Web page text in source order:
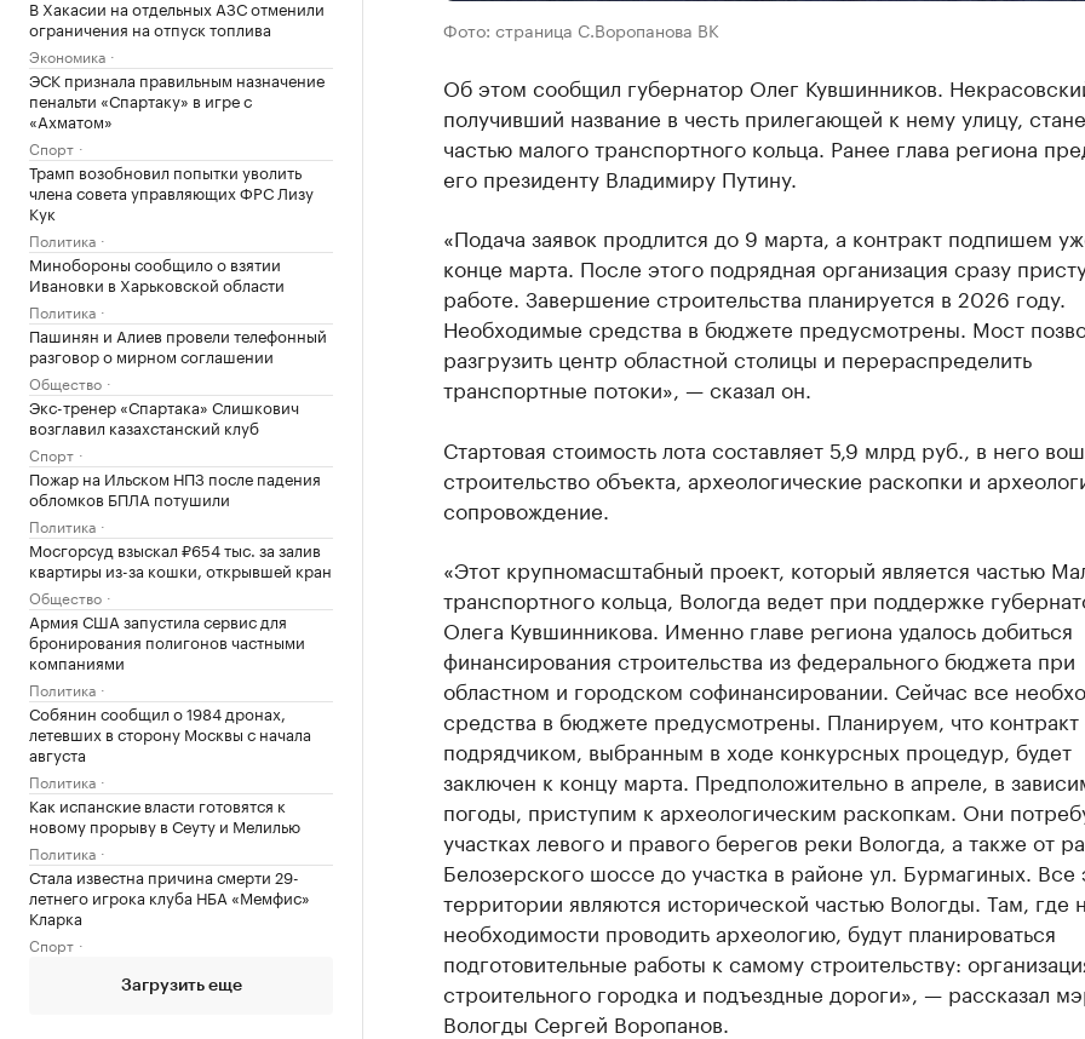
В Хакасии на отдельных АЗС отменили
ограничения на отпуск топлива
Экономика
ЭСК признала правильным назначение
пенальти «Спартаку» в игре с
«Ахматом»
Спорт
Трамп возобновил попытки уволить
члена совета управляющих ФРС Лизу
Кук
Политика
Минобороны сообщило о взятии
Ивановки в Харьковской области
Политика
Пашинян и Алиев провели телефонный
разговор о мирном соглашении
Общество
Экс-тренер «Спартака» Слишкович
возглавил казахстанский клуб
Спорт
Пожар на Ильском НПЗ после падения
обломков БПЛА потушили
Политика
Мосгорсуд взыскал ₽654 тыс. за залив
квартиры из-за кошки, открывшей кран
Общество
Армия США запустила сервис для
бронирования полигонов частными
компаниями
Политика
Собянин сообщил о 1984 дронах,
летевших в сторону Москвы с начала
августа
Политика
Как испанские власти готовятся к
новому прорыву в Сеуту и Мелилью
Политика
Стала известна причина смерти 29-
летнего игрока клуба НБА «Мемфис»
Кларка
Спорт
Загрузить еще
Фото: страница С.Воропанова ВК
Об этом сообщил губернатор Олег Кувшинников.
получивший название в честь прилегающей к нему улицу,
частью малого транспортного кольца. Ранее глава региона
его президенту Владимиру Путину.
«Подача заявок продлится до 9 марта, а контракт подпишем
конце марта. После этого подрядная организация сразу
работе. Завершение строительства планируется в 2026 году.
Необходимые средства в бюджете предусмотрены. Мост
разгрузить центр областной столицы и перераспределить
транспортные потоки», — сказал он.
Стартовая стоимость лота составляет 5,9 млрд руб., в него
строительство объекта, археологические раскопки и
сопровождение.
«Этот крупномасштабный проект, который является частью
транспортного кольца, Вологда ведет при поддержке
Олега Кувшинникова. Именно главе региона удалось добиться
финансирования строительства из федерального бюджета при
областном и городском софинансировании. Сейчас все
средства в бюджете предусмотрены. Планируем, что контракт
подрядчиком, выбранным в ходе конкурсных процедур, будет
заключен к концу марта. Предположительно в апреле, в
погоды, приступим к археологическим раскопкам. Они
участках левого и правого берегов реки Вологда, а также от
Белозерского шоссе до участка в районе ул. Бурмагиных. Все
территории являются исторической частью Вологды. Там, где
необходимости проводить археологию, будут планироваться
подготовительные работы к самому строительству:
строительного городка и подъездные дороги», — рассказал
Вологды Сергей Воропанов.